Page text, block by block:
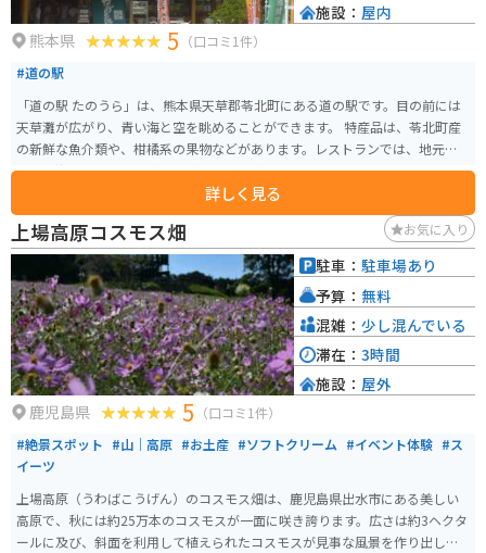
熊本県 5 （口コミ1件）
#道の駅
「道の駅 たのうら」は、熊本県天草郡苓北町にある道の駅です。目の前には
天草灘が広がり、青い海と空を眺めることができます。 特産品は、苓北町産
の新鮮な魚介類や、柑橘系の果物などがあります。レストランでは、地元で
とれた海の幸を使った料理を楽しむことができます。お土産には、塩うに、
「サンセットツーリングロード」がおすすめです。海岸線を走る風を感じな
がら、美しい夕日を眺めることができます。道の駅には、バイクスタンドや
休憩スペースも用意されています。 周辺には、イルカウォッチングや海水浴
を楽しめるスポットもあります。道の駅でもらえる観光パンフレットなども
活用して、苓北町を満喫してください。
詳しく見る
施設： 屋内
上場高原コスモス畑 お気に入り
鹿児島県 5 （口コミ1件）
#絶景スポット #山｜高原 #お土産 #ソフトクリーム #イベント体験 #ス
イーツ
上場高原（うわばこうげん）のコスモス畑は、鹿児島県出水市にある美しい
高原で、秋には約25万本のコスモスが一面に咲き誇ります。広さは約3ヘクタ
ールに及び、斜面を利用して植えられたコスモスが見事な風景を作り出しま
駐車： 駐車場あり
予算： 無料
混雑： 少し混んでいる
滞在： 3時間
施設： 屋外